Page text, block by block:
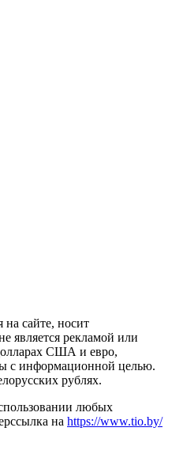
сайте, носит
является рекламой или
США и евро,
с информационной целью.
рублях.
любых
на https://www.tio.by/